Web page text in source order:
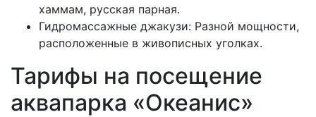
хаммам, русская парная.
Гидромассажные джакузи: Разной мощности,
расположенные в живописных уголках.
Тарифы на посещение
аквапарка «Океанис»